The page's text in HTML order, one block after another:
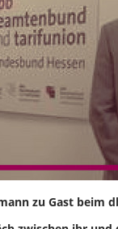
zu Gast beim